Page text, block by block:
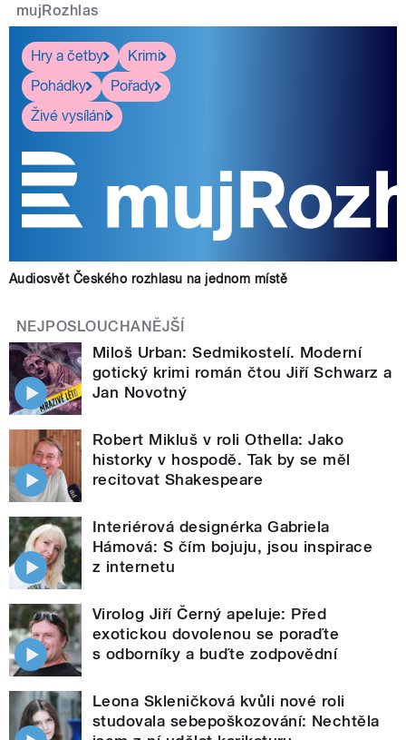
mujRozhlas
Hry a četby
Krimi
Pohádky
Pořady
Živé vysílání
Audiosvět Českého rozhlasu na jednom místě
NEJPOSLOUCHANĚJŠÍ
Miloš Urban: Sedmikostelí. Moderní
gotický krimi román čtou Jiří Schwarz a
Jan Novotný
Robert Mikluš v roli Othella: Jako
historky v hospodě. Tak by se měl
recitovat Shakespeare
Interiérová designérka Gabriela
Hámová: S čím bojuju, jsou inspirace
z internetu
Virolog Jiří Černý apeluje: Před
exotickou dovolenou se poraďte
s odborníky a buďte zodpovědní
Leona Skleničková kvůli nové roli
studovala sebepoškozování: Nechtěla